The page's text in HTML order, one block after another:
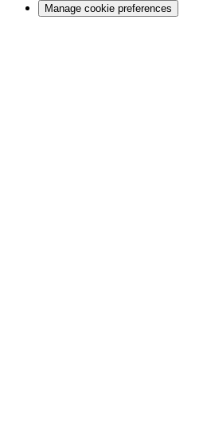
Manage cookie preferences